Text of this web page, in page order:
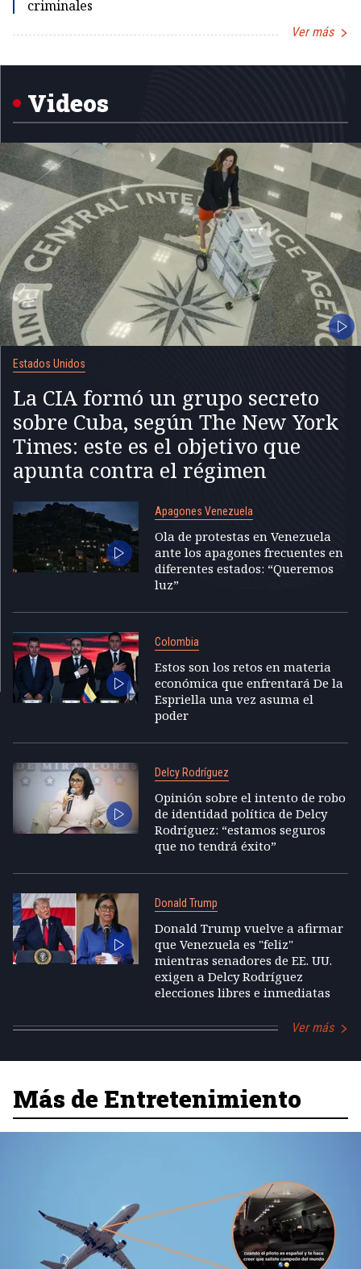
criminales
Ver más
1
Videos
Estados Unidos
La CIA formó un grupo secreto
sobre Cuba, según The New York
Times: este es el objetivo que
apunta contra el régimen
Apagones Venezuela
Ola de protestas en Venezuela
ante los apagones frecuentes en
diferentes estados: “Queremos
luz”
Colombia
Estos son los retos en materia
económica que enfrentará De la
Espriella una vez asuma el
poder
Delcy Rodríguez
Opinión sobre el intento de robo
de identidad política de Delcy
Rodríguez: “estamos seguros
que no tendrá éxito”
Donald Trump
Donald Trump vuelve a afirmar
que Venezuela es "feliz"
mientras senadores de EE. UU.
exigen a Delcy Rodríguez
elecciones libres e inmediatas
Ver más
Más de Entretenimiento